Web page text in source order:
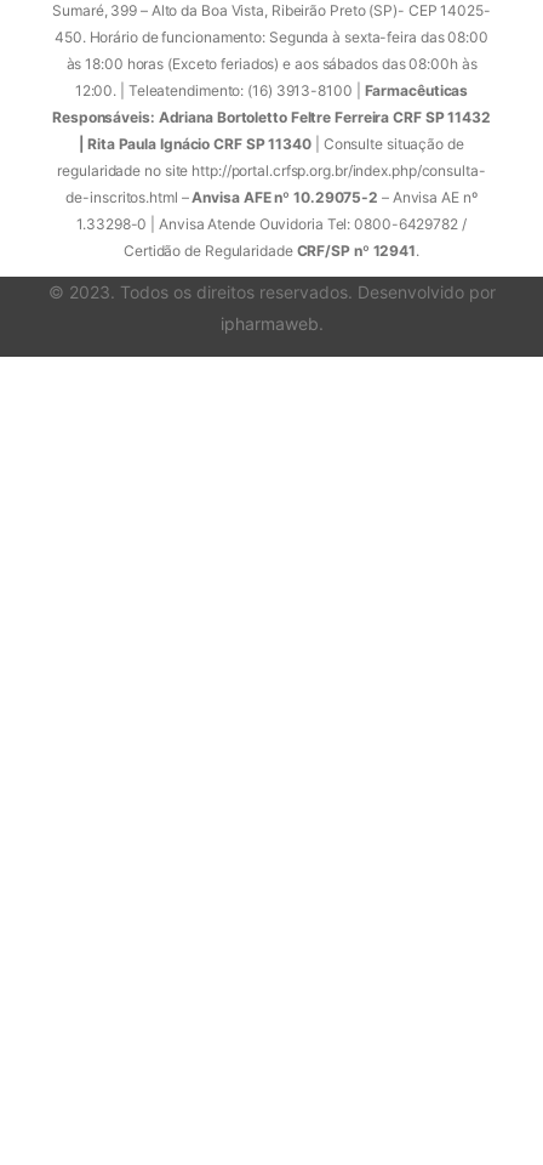
Sumaré, 399 – Alto da Boa Vista, Ribeirão Preto (SP)- CEP 14025-
450. Horário de funcionamento: Segunda à sexta-feira das 08:00
às 18:00 horas (Exceto feriados) e aos sábados das 08:00h às
12:00. | Teleatendimento: (16) 3913-8100 | Farmacêuticas
Responsáveis: Adriana Bortoletto Feltre Ferreira CRF SP 11432
| Rita Paula Ignácio CRF SP 11340 | Consulte situação de
regularidade no site http://portal.crfsp.org.br/index.php/consulta-
de-inscritos.html –Anvisa AFE nº 10.29075-2 – Anvisa AE nº
1.33298-0 | Anvisa Atende Ouvidoria Tel: 0800-6429782 /
Certidão de Regularidade CRF/SP nº 12941.
© 2023. Todos os direitos reservados. Desenvolvido por
ipharmaweb.